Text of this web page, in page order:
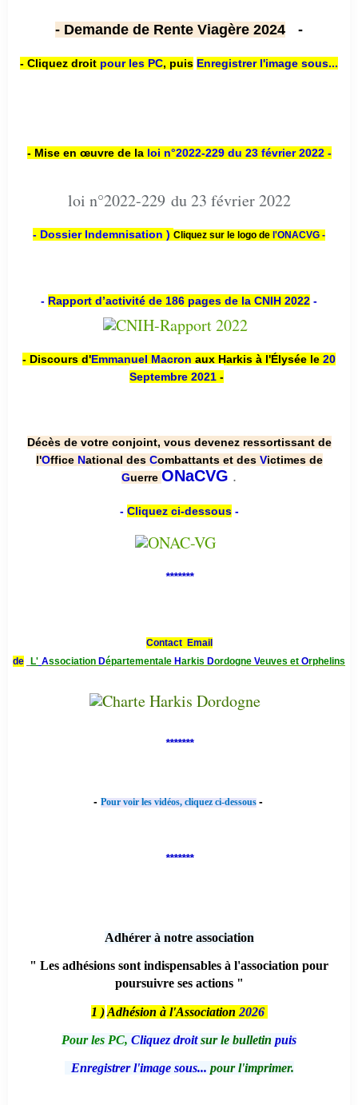
- Demande de Rente Viagère 2024 -
- Cliquez droit pour les PC, puis Enregistrer l'image sous...
- Mise en œuvre de la loi n°2022-229 du 23 février 2022 -
loi n°2022-229 du 23 février 2022
- Dossier Indemnisation ) Cliquez sur le logo de l'ONACVG -
- Rapport d’activité de 186 pages de la CNIH 2022 -
- Discours d'Emmanuel Macron aux Harkis à l'Élysée le 20
Septembre 2021 -
Décès de votre conjoint, vous devenez ressortissant de
l'Office National des Combattants et des Victimes de
Guerre ONaCVG .
- Cliquez ci-dessous-
*******
Contact Email
de
L' Association Départementale Harkis Dordogne Veuves et Orphelins
*******
- Pour voir les vidéos, cliquez ci-dessous -
*******
Adhérer à notre association
" Les adhésions sont indispensables à l'association pour
poursuivre ses actions "
1 ) Adhésion à l'Association 2026
Pour les PC, Cliquez droitsur le bulletin puis
Enregistrer l'image sous... pour l'imprimer.